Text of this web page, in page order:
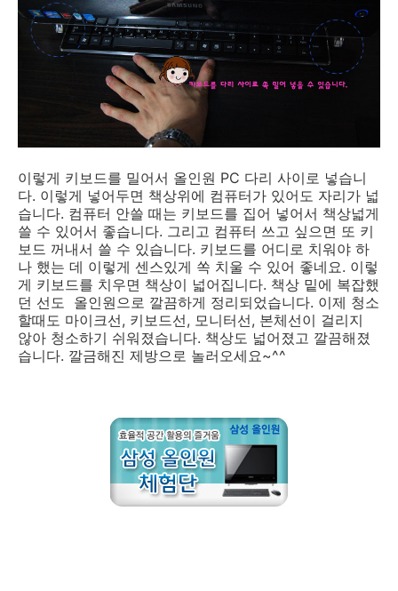
이렇게 키보드를 밀어서 올인원 PC 다리 사이로 넣습니
다. 이렇게 넣어두면 책상위에 컴퓨터가 있어도 자리가 넓
습니다. 컴퓨터 안쓸 때는 키보드를 집어 넣어서 책상넓게
쓸 수 있어서 좋습니다. 그리고 컴퓨터 쓰고 싶으면 또 키
보드 꺼내서 쓸 수 있습니다. 키보드를 어디로 치워야 하
나 했는 데 이렇게 센스있게 쏙 치울 수 있어 좋네요. 이렇
게 키보드를 치우면 책상이 넓어집니다. 책상 밑에 복잡했
던 선도 올인원으로 깔끔하게 정리되었습니다. 이제 청소
할때도 마이크선, 키보드선, 모니터선, 본체선이 걸리지
않아 청소하기 쉬워졌습니다. 책상도 넓어졌고 깔끔해졌
습니다. 깔금해진 제방으로 놀러오세요~^^